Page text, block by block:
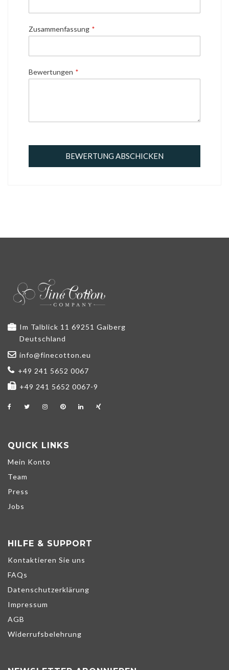
Zusammenfassung
Bewertungen
BEWERTUNG ABSCHICKEN
Im Talblick 11 69251 Gaiberg
Deutschland
info@finecotton.eu
+49 241 5652 0067
+49 241 5652 0067-9
QUICK LINKS
Mein Konto
Team
Press
Jobs
HILFE & SUPPORT
Kontaktieren Sie uns
FAQs
Datenschutzerklärung
Impressum
AGB
Widerrufsbelehrung